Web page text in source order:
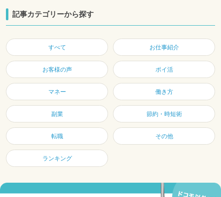
記事カテゴリーから探す
すべて お仕事紹介
お客様の声 ポイ活
マネー 働き方
副業 節約・時短術
転職 その他
ランキング